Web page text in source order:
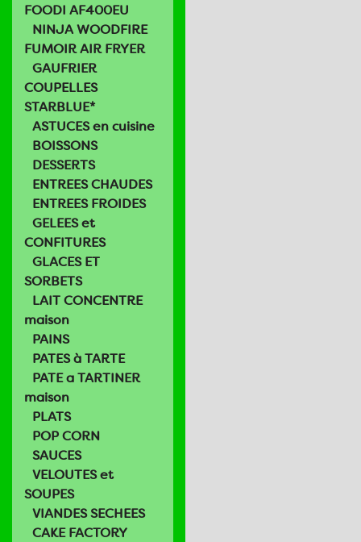
FOODI AF400EU
NINJA WOODFIRE
FUMOIR AIR FRYER
GAUFRIER
COUPELLES
STARBLUE*
ASTUCES en cuisine
BOISSONS
DESSERTS
ENTREES CHAUDES
ENTREES FROIDES
GELEES et
CONFITURES
GLACES ET
SORBETS
LAIT CONCENTRE
maison
PAINS
PATES à TARTE
PATE a TARTINER
maison
PLATS
POP CORN
SAUCES
VELOUTES et
SOUPES
VIANDES SECHEES
CAKE FACTORY